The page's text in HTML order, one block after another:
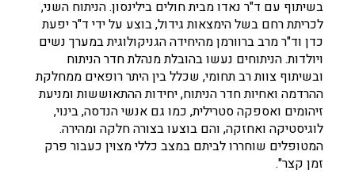
בשיתוף עם ד"ר נאדו מבית חולים בילינסון. הניתוח השני,
לכריתת רחם בשל הימצאות גידול, בוצע על ידי ד"ר יפעת
כדן וד"ר מרב ברוורמן מהיחידה הגניקולוגית במערך נשים
ויולדות. הניתוחים נעשו בהובלת מנהלת חדר הניתוח
ובשיתוף צוות רב תחומי, שכלל בין היתר רופאים ממחלקת
ההרדמה ואחיות חדר הניתוח, יחידות ההתאוששות ומניעת
זיהומים ואספקה סטרילית, כמו גם אנשי הנדסה, בינוי,
לוגיסטיקה ואחזקה, והם בוצעו בצורה חלקה ומהירה.
המטופלים שוחררו לביתם במצב כללי מצוין כעבור פרק
זמן קצר".